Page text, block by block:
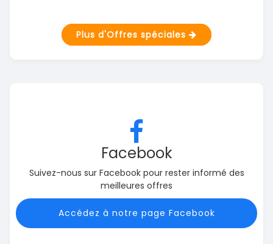
Plus d'Offres spéciales
Facebook
Suivez-nous sur Facebook pour rester informé des
meilleures offres
Accédez à notre page Facebook